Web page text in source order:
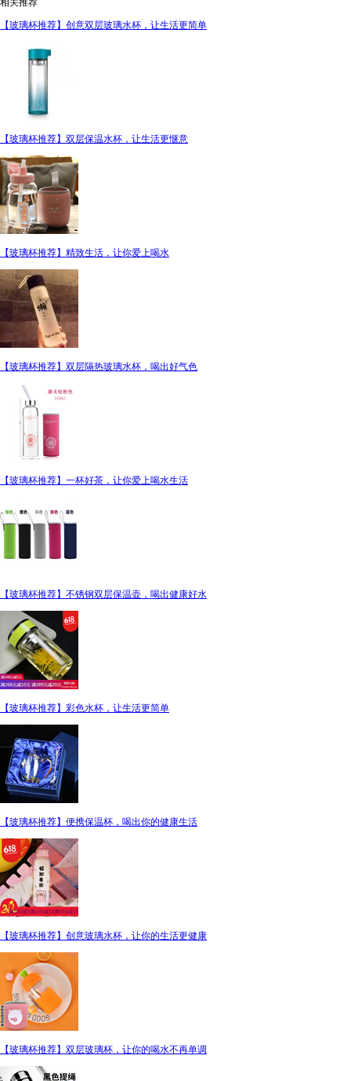
相关推荐
【玻璃杯推荐】创意双层玻璃水杯，让生活更简单
【玻璃杯推荐】双层保温水杯，让生活更惬意
【玻璃杯推荐】精致生活，让你爱上喝水
【玻璃杯推荐】双层隔热玻璃水杯，喝出好气色
【玻璃杯推荐】一杯好茶，让你爱上喝水生活
【玻璃杯推荐】不锈钢双层保温壶，喝出健康好水
【玻璃杯推荐】彩色水杯，让生活更简单
【玻璃杯推荐】便携保温杯，喝出你的健康生活
【玻璃杯推荐】创意玻璃水杯，让你的生活更健康
【玻璃杯推荐】双层玻璃杯，让你的喝水不再单调